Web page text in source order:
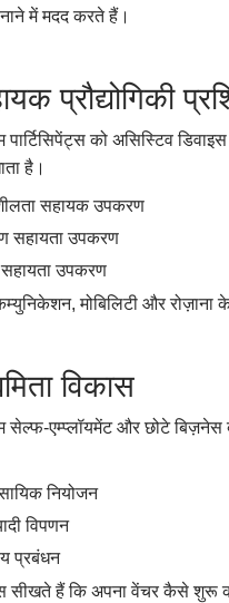
में मदद करते हैं।
प्रौद्योगिकी
पार्टिसिपेंट्स को असिस्टिव
है।
सहायक उपकरण
सहायता उपकरण
उपकरण
मोबिलिटी और रोज़ाना
विकास
सेल्फ-एम्प्लॉयमेंट और छोटे बिज़नेस
नियोजन
विपणन
प्रबंधन
सीखते हैं कि अपना वेंचर कैसे